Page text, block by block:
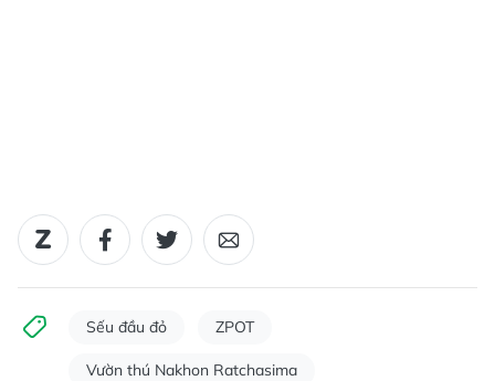
Sếu đầu đỏ ZPOT
Vườn thú Nakhon Ratchasima